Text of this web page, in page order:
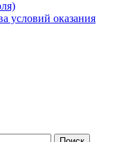
условий оказания